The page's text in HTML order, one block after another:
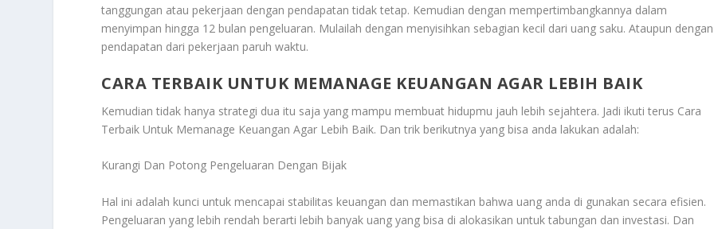
tanggungan atau pekerjaan dengan pendapatan tidak tetap. Kemudian dengan mempertimbangkannya dalam
menyimpan hingga 12 bulan pengeluaran. Mulailah dengan menyisihkan sebagian kecil dari uang saku. Ataupun dengan
pendapatan dari pekerjaan paruh waktu.
CARA TERBAIK UNTUK MEMANAGE KEUANGAN AGAR LEBIH BAIK
Kemudian tidak hanya strategi dua itu saja yang mampu membuat hidupmu jauh lebih sejahtera. Jadi ikuti terus Cara
Terbaik Untuk Memanage Keuangan Agar Lebih Baik. Dan trik berikutnya yang bisa anda lakukan adalah:
Kurangi Dan Potong Pengeluaran Dengan Bijak
Hal ini adalah kunci untuk mencapai stabilitas keuangan dan memastikan bahwa uang anda di gunakan secara efisien.
Pengeluaran yang lebih rendah berarti lebih banyak uang yang bisa di alokasikan untuk tabungan dan investasi. Dan